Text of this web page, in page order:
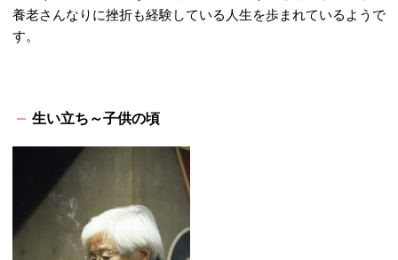
養老さんなりに挫折も経験している人生を歩まれているようで
す。
生い立ち～子供の頃